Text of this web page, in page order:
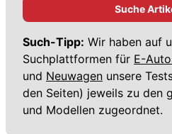
Suche
Such-Tipp: Wir haben auf
Suchplattformen für E-
und Neuwagen unsere
den Seiten) jeweils zu den
und Modellen zugeordnet.